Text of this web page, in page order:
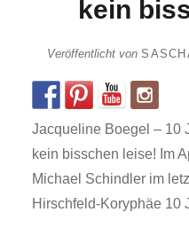
kein
Veröffentlicht von
Jacqueline Boegel – 10
kein bisschen leise! Im
Michael Schindler im
Hirschfeld-Koryphäe 10